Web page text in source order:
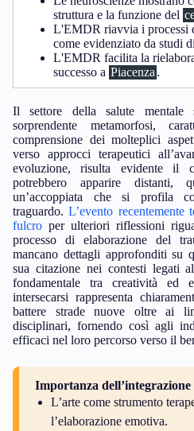
struttura e la funzione del
L'EMDR riavvia i processi
come evidenziato da studi di
L'EMDR facilita la
successo a Piacenza .
Il settore della salute
sorprendente metamorfosi,
comprensione dei molteplici
verso approcci terapeutici
evoluzione, risulta evidente il
potrebbero apparire distanti,
un’accoppiata che si profila
traguardo.L’evento
fulcro per ulteriori riflessioni
processo di elaborazione del
mancano dettagli approfonditi su
sua citazione nei contesti legati
fondamentale tra creatività ed
intersecarsi rappresenta
battere strade nuove oltre ai
disciplinari, fornendo così agli
efficaci nel loro percorso verso il
Importanza
L’arte come strumento
l’elaborazione emotiva.